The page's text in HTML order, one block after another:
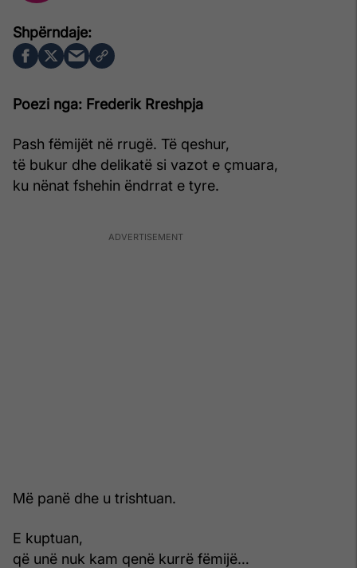
Poezi nga: Frederik Rreshpja
Pash fëmijët në rrugë. Të qeshur,
të bukur dhe delikatë si vazot e çmuara,
ku nënat fshehin ëndrrat e tyre.
Më panë dhe u trishtuan.
E kuptuan,
që unë nuk kam qenë kurrë fëmijë…